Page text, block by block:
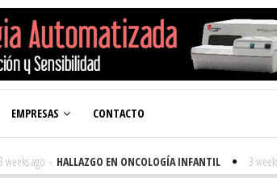
EMPRESAS CONTACTO
ago - HALLAZGO EN ONCOLOGÍA INFANTIL 3 weeks ago